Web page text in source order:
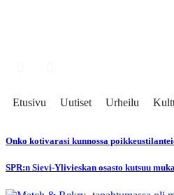
Etusivu Uutiset Urheilu
Onko kotivarasi kunnossa
SPR:n Sievi-Ylivieskan osasto kutsuu